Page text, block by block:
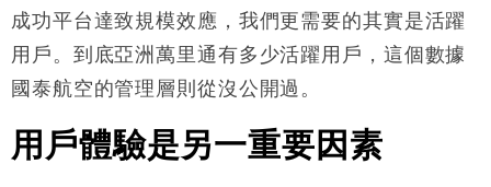
成功平台達致規模效應，我們更需要的其實是活躍
用戶。到底亞洲萬里通有多少活躍用戶，這個數據
國泰航空的管理層則從沒公開過。
用戶體驗是另一重要因素